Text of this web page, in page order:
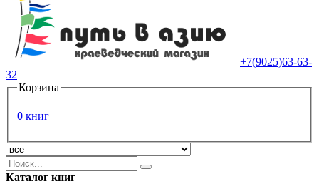
+7(9025)63-63-
32
Корзина
0 книг
Каталог книг